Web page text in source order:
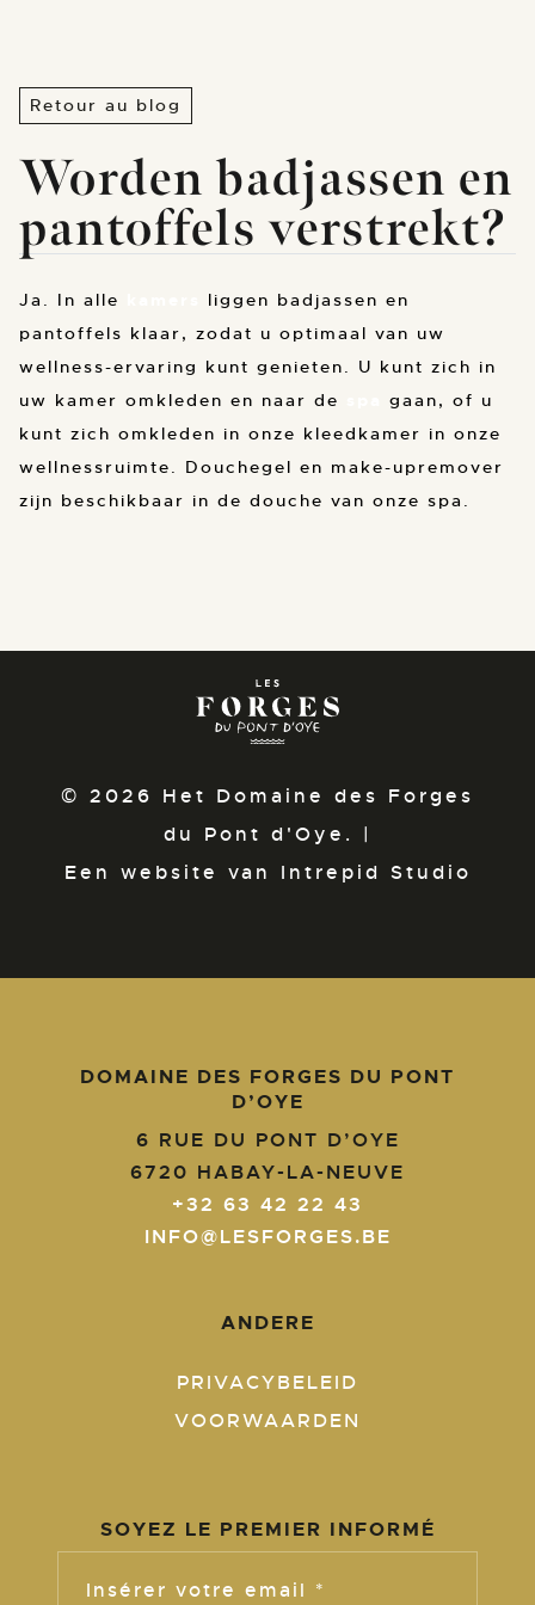
Retour au blog
Worden badjassen en
pantoffels verstrekt?
Ja. In alle
liggen badjassen en
pantoffels klaar, zodat u optimaal van uw
wellness-ervaring kunt genieten. U kunt zich in
uw kamer omkleden en naar de
gaan, of u
kunt zich omkleden in onze kleedkamer in onze
wellnessruimte. Douchegel en make-upremover
zijn beschikbaar in de douche van onze spa.
© 2026 Het Domaine des Forges
du Pont d'Oye. |
Een website van Intrepid Studio
DOMAINE DES FORGES DU PONT
D’OYE
6 RUE DU PONT D’OYE
6720 HABAY-LA-NEUVE
+32 63 42 22 43
INFO@LESFORGES.BE
ANDERE
PRIVACYBELEID
VOORWAARDEN
SOYEZ LE PREMIER INFORMÉ
Insérer votre email *